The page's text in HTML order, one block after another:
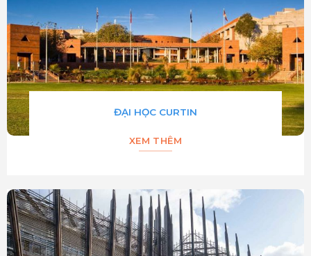
ĐẠI HỌC CURTIN
XEM THÊM